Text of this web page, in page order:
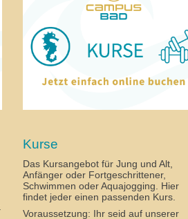
Kurse
Das Kursangebot für Jung und Alt,
Anfänger oder Fortgeschrittener,
Schwimmen oder Aquajogging. Hier
findet jeder einen passenden Kurs.
Voraussetzung: Ihr seid auf unserer